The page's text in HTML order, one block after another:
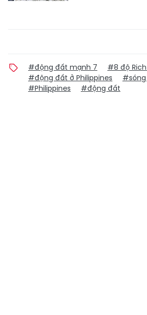
#động đất mạnh 7
#8 độ
#động đất ở Philippines
#sóng
#Philippines
#động đất